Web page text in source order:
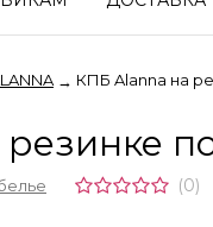
→ КПБ Alanna на
(0)